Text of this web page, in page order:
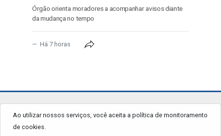
Órgão orienta moradores a acompanhar avisos diante
da mudança no tempo
Há 7 horas
Ao utilizar nossos serviços, você aceita a política de monitoramento
de cookies.
jornalgrandourados.com.br